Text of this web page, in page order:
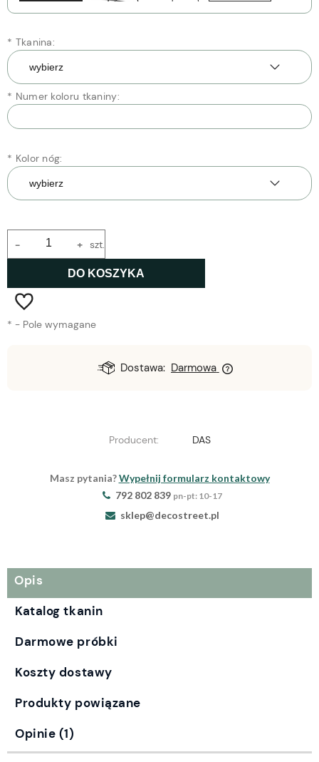
* Tkanina:
* Numer koloru tkaniny:
* Kolor nóg:
+
- szt.
DO KOSZYKA
* - Pole wymagane
Dostawa: Darmowa
Producent: DAS
Masz pytania?Wypełnij formularz kontaktowy
792 802 839 pn-pt: 10-17
sklep@decostreet.pl
Opis
Katalog tkanin
Darmowe próbki
Koszty dostawy
Produkty powiązane
Opinie (1)